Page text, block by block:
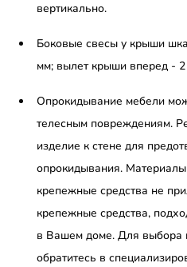
вертикально.
Боковые свесы у крыши
мм; вылет крыши вперед -
Опрокидывание мебели
телесным повреждениям.
изделие к стене для
опрокидывания.
крепежные средства не
крепежные средства,
в Вашем доме. Для выбора
обратитесь в